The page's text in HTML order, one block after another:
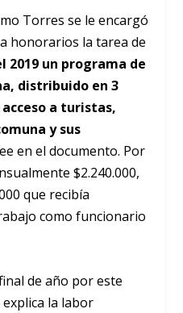
Torres se le encargó
honorarios la tarea de
un programa de
distribuido en 3
a turistas,
y sus
en el documento. Por
$2.240.000,
que recibía
como funcionario
de año por este
la labor